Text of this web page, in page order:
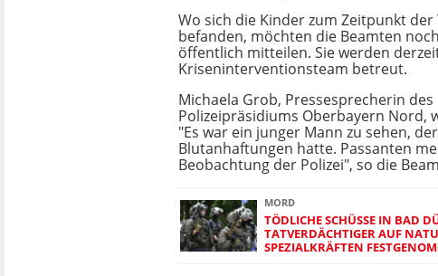
Wo sich die Kinder zum Zeitpunkt der
befanden, möchten die Beamten
öffentlich mitteilen. Sie werden
Kriseninterventionsteam betreut.
Michaela Grob, Pressesprecherin des
Polizeipräsidiums Oberbayern Nord,
"Es war ein junger Mann zu sehen, der
Blutanhaftungen hatte. Passanten
Beobachtung der Polizei", so die
MORD
TÖDLICHE SCHÜSSE IN BAD
TATVERDÄCHTIGER AUF
SPEZIALKRÄFTEN